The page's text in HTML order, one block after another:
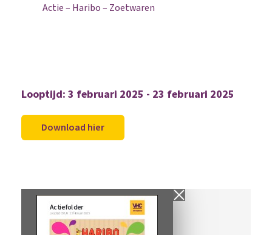
Actie – Haribo – Zoetwaren
Looptijd: 3 februari 2025 - 23 februari 2025
Download hier